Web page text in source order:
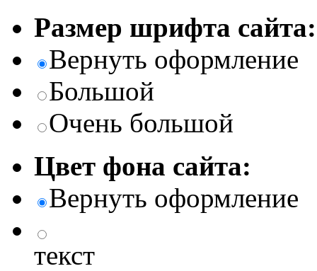
Размер шрифта сайта:
Вернуть оформление
Большой
Очень большой
Цвет фона сайта:
Вернуть оформление
текст